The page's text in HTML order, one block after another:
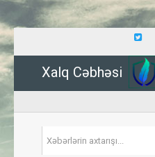
Xalq Cəbhəsi